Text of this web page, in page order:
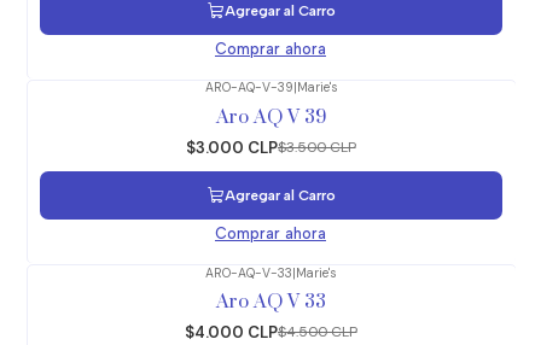
Agregar al Carro
Comprar ahora
ARO-AQ-V-39 Marie's
Aro AQ V 39
$3.000 CLP$3.500 CLP
Agregar al Carro
Comprar ahora
ARO-AQ-V-33|Marie's
Aro AQ V 33
$4.000 CLP$4.500 CLP